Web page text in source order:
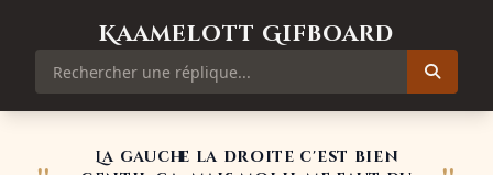
Kaamelott Gifboard
La gauche la droite c'est bien